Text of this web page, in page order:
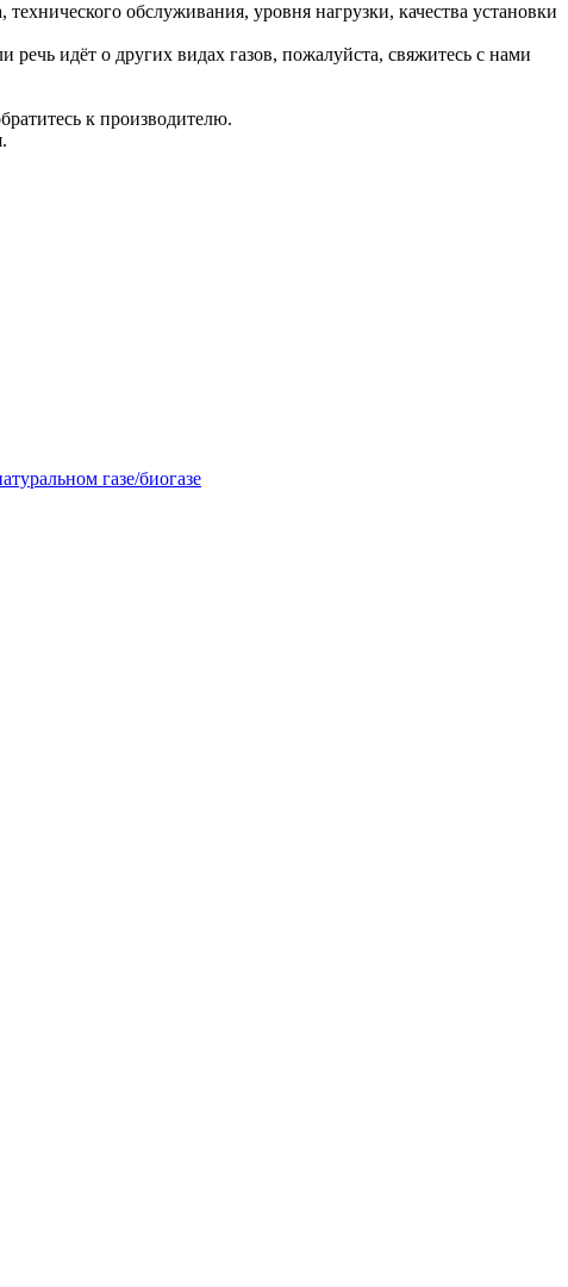
обслуживания, уровня нагрузки, качества установки
идёт о других видах газов, пожалуйста, свяжитесь с нами
к производителю.
газе/биогазе